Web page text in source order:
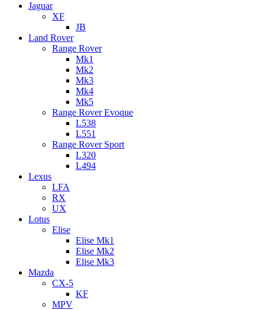
Jaguar
XF
JB
Land Rover
Range Rover
Mk1
Mk2
Mk3
Mk4
Mk5
Range Rover Evoque
L538
L551
Range Rover Sport
L320
L494
Lexus
LFA
RX
UX
Lotus
Elise
Elise Mk1
Elise Mk2
Elise Mk3
Mazda
CX-5
KF
MPV